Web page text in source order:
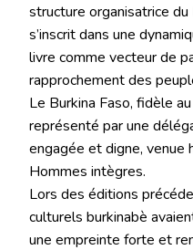
structure organisatrice
s’inscrit dans une
livre comme vecteur de
rapprochement des
Le Burkina Faso, fidèle
représenté par une
engagée et digne, venue
Hommes intègres.
Lors des éditions
culturels burkinabè
une empreinte forte et